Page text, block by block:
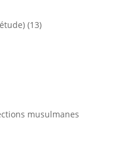
(13)
musulmanes